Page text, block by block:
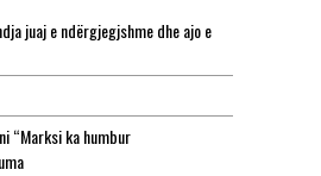
juaj e ndërgjegjshme dhe ajo e
“Marksi ka humbur